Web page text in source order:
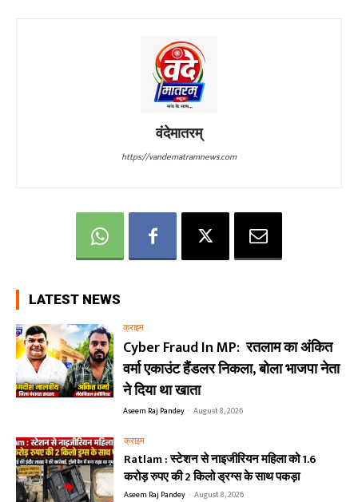
वंदेमातरम्
https://vandematramnews.com
LATEST NEWS
क्राइम
Cyber Fraud In MP: रतलाम का अंकित
वर्मा एकाउंट हैंडलर निकला, बोला भाजपा नेता
ने दिया था खाता
Aseem Raj Pandey - August 8, 2026
क्राइम
Ratlam : स्टेशन से नाइजीरियन महिला को 1.6
करोड़ रुपए की 2 किलो ड्रग्स के साथ पकड़ा
Aseem Raj Pandey - August 8, 2026